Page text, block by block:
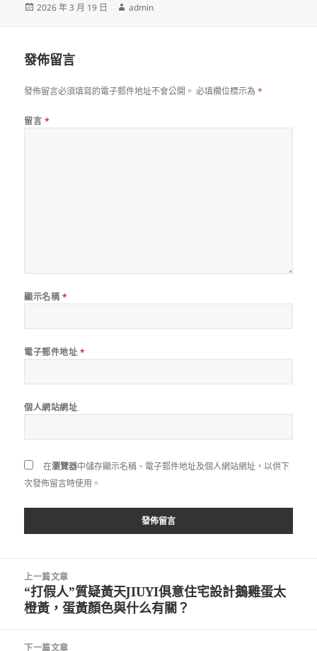
發
2026 年 3 月 19 日
作
admin
發佈留言
發佈留言必須填寫的電子郵件地址不會公開。 必填欄位標示為*
留言 *
顯示名稱 *
電子郵件地址 *
個人網站網址
在瀏覽器中儲存顯示名稱、電子郵件地址及個人網站網址，以供下
次發佈留言時使用。
上一篇文章
上
一
文
“打假人”質疑黃天JIUYI俱意住宅設計鵝雞蛋太
橙黃，蛋黃顏色與什么有關？
下一篇文章